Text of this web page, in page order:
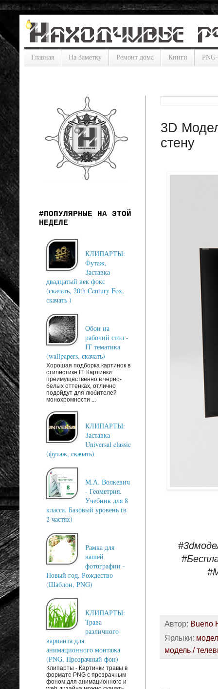
Главная На Заметку Ремонт дома Книги
3D
стену
Автор: Bueno
Ярлыки:
модель /
#ПОПУЛЯРНЫЕ НА ЭТОЙ
НЕДЕЛЕ
КЛИПАРТЫ:
Футаж,
Заставка
двадцатый век фокс
(скачать, 20th Century Fox,
скачать )
Обои на
рабочий стол -
IT тематика
(wallpapers, скачать)
Хорошая подборка картинок в
стилистике IT. Картинки
преимущественно в черно-
белых оттенках, отлично
подойдут для любителей
монохромности ...
КЛИПАРТЫ:
Заставка
Universal classic
(футаж, скачать)
М.А. Волкевич
- Геометрия.
Учебник для 8
класса. Базовый уровень (в
2 частях)
Рамка для
вашей
фотографии -
Новый год, Рождество
(Шаблон, PNG)
КЛИПАРТЫ:
Трава
различного
варианта для
анимационного монтажа
(PNG, Прозрачный фон)
Клипарты - Картинки травы в
формате PNG с прозрачным
фоном для анимационного и